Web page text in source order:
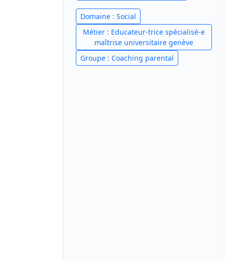
Domaine : Social
Métier : Educateur-trice spécialisé-e
maîtrise universitaire genève
Groupe : Coaching parental